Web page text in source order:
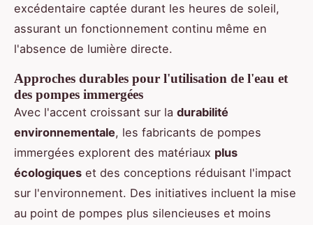
excédentaire captée durant les heures de soleil,
assurant un fonctionnement continu même en
l'absence de lumière directe.
Approches durables pour l'utilisation de l'eau et
des pompes immergées
Avec l'accent croissant sur la durabilité
environnementale, les fabricants de pompes
immergées explorent des matériaux plus
écologiques et des conceptions réduisant l'impact
sur l'environnement. Des initiatives incluent la mise
au point de pompes plus silencieuses et moins